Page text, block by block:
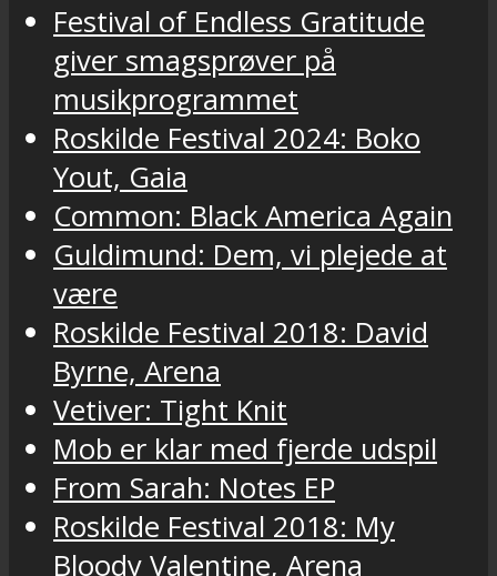
Festival of Endless Gratitude
giver smagsprøver på
musikprogrammet
Roskilde Festival 2024: Boko
Yout, Gaia
Common: Black America Again
Guldimund: Dem, vi plejede at
være
Roskilde Festival 2018: David
Byrne, Arena
Vetiver: Tight Knit
Mob er klar med fjerde udspil
From Sarah: Notes EP
Roskilde Festival 2018: My
Bloody Valentine, Arena